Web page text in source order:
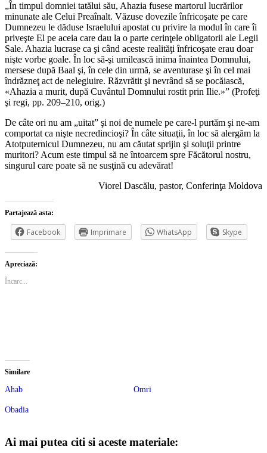
„În timpul domniei tatălui său, Ahazia fusese martorul lucrărilor
minunate ale Celui Preaînalt. Văzuse dovezile înfricoşate pe care
Dumnezeu le dăduse Israelului apostat cu privire la modul în care îi
priveşte El pe aceia care dau la o parte cerinţele obligatorii ale Legii
Sale. Ahazia lucrase ca şi când aceste realităţi înfricoşate erau doar
nişte vorbe goale. În loc să-şi umilească inima înaintea Domnului,
mersese după Baal şi, în cele din urmă, se aventurase şi în cel mai
îndrăzneţ act de nelegiuire. Răzvrătit şi nevrând să se pocăiască,
«Ahazia a murit, după Cuvântul Domnului rostit prin Ilie.»” (Profeţi
şi regi, pp. 209–210, orig.)
De câte ori nu am „uitat” şi noi de numele pe care-l purtăm şi ne-am
comportat ca nişte necredincioşi? În câte situaţii, în loc să alergăm la
Atotputernicul Dumnezeu, nu am căutat sprijin şi soluţii printre
muritori? Acum este timpul să ne întoarcem spre Făcătorul nostru,
singurul care poate să ne susţină cu adevărat!
Viorel Dascălu, pastor, Conferinţa Moldova
Partajează asta:
Facebook Imprimare WhatsApp Skype
Apreciază:
Încarc...
Similare
Ahab Omri
Obadia
Ai mai putea citi si aceste materiale: